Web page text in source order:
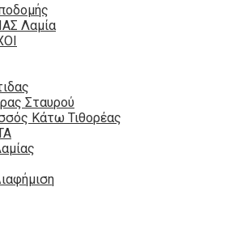
Λαμία
Σταυρού
Κάτω Τιθορέας